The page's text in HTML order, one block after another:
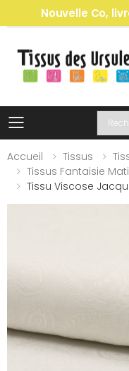
Nouvelle Co,
Toggle
Accueil
Tissus
Tissus Fantaisie
Tissu Viscose